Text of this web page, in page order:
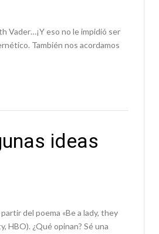
Vader…¡Y eso no le impidió ser
También nos acordamos
ideas
del poema «Be a lady, they
HBO). ¿Qué opinan? Sé una